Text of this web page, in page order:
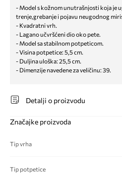
- Model s kožnom unutrašnjosti koja je
trenje,grebanje i pojavu neugodnog
- Kvadratni vrh.
- Lagano učvršćeni dio oko pete.
- Model sa stabilnom potpeticom.
- Visina potpetice: 5,5 cm.
- Duljina uloška: 25,5 cm.
- Dimenzije navedene za veličinu: 39.
Detalji o proizvodu
Značajke proizvoda
Tip vrha
Tip potpetice